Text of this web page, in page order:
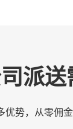
派送
势，从零佣